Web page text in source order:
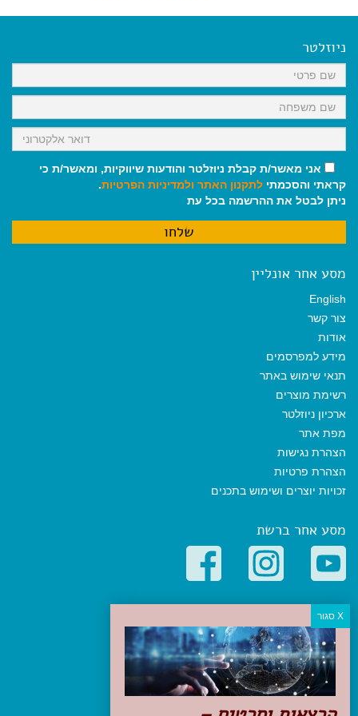
e
k
i
i
t
p
e
m
ניוזלטר
אני מאשר/ת קבלת ניוזלטר והודעות שיווקיות, ומאשר/ת כי
קראתי והסכמתי לתקנון האתר ולמדיניות הפרטיות.
ניתן לבטל את ההרשמה בכל עת
מסע אחר אונליין
English
צור קשר
אודות
מידע למפרסמים
תנאי שימוש באתר
רשימת מוצרים
ארכיון ניוזלטר
מפת אתר
הצהרת נגישות
הצהרת פרטיות
זכויות יוצרים ושימוש בתכנים
מסע אחר ברשת
קטגוריות פופולריות
יעדים
טיולים בישראל
מלונות בוטיק בישראל
טיפים והמלצות